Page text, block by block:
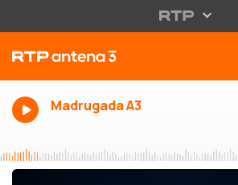
Madrugada A3